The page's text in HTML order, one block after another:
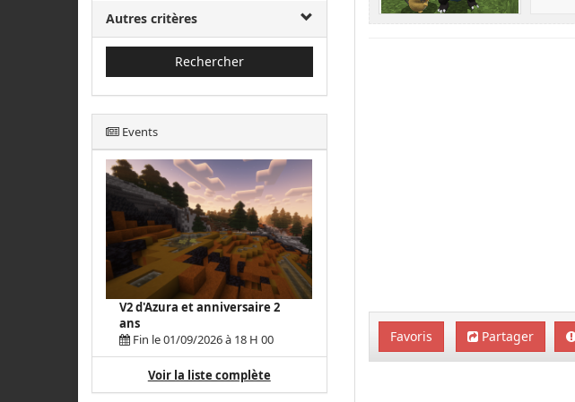
Autres critères
Rechercher
Events
V2 d'Azura et anniversaire 2
ans
Fin le 01/09/2026 à 18 H 00
Voir la liste complète
Favoris Partager